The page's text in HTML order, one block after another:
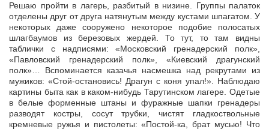
Решаю пройти в лагерь, разбитый в низине. Группы палаток
отделены друг от друга натянутым между кустами шпагатом. У
некоторых даже сооружено некоторое подобие полосатых
шлагбаумов из березовых жердей. То тут, то там видны
таблички с надписями: «Московский гренадерский полк»,
«Павловский гренадерский полк», «Киевский драгунский
полк»… Вспоминается казачья насмешка над рекрутами из
мужиков: «Стой-остановись! Драгун с коня упал!». Наблюдаю
картины быта как в каком-нибудь Тарутинском лагере. Одетые
в белые форменные штаны и фуражные шапки гренадеры
разводят костры, сосут трубки, чистят гладкоствольные
кремневые ружья и пистолеты: «Постой-ка, брат мусью! Что